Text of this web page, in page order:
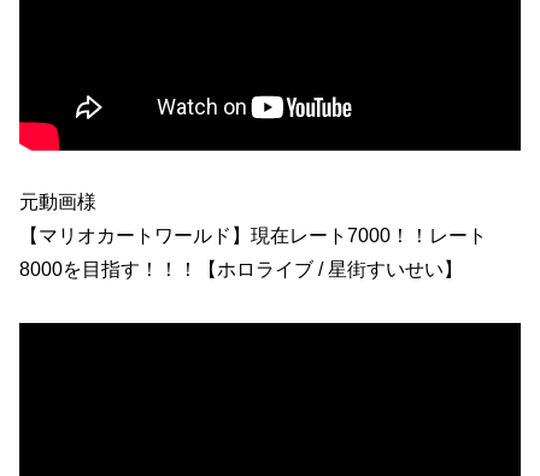
元動画様
【マリオカートワールド】現在レート7000！！レート
8000を目指す！！！【ホロライブ / 星街すいせい】